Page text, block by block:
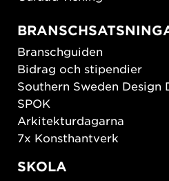
Branschguiden
Bidrag och stipendier
Southern Sweden Design
SPOK
Arkitekturdagarna
7x Konsthantverk
SKOLA